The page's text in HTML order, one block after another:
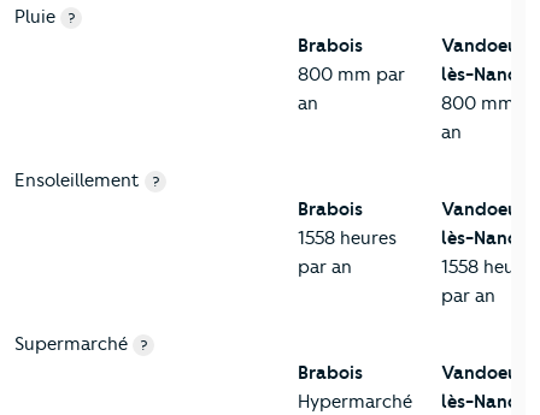
Pluie ?
Brabois
800 mm par
an
lès-Nancy
800 mm
an
Ensoleillement ?
Brabois
1558 heures
par an
lès-Nancy
1558 heures
par an
Supermarché ?
Brabois
Hypermarché
lès-Nancy